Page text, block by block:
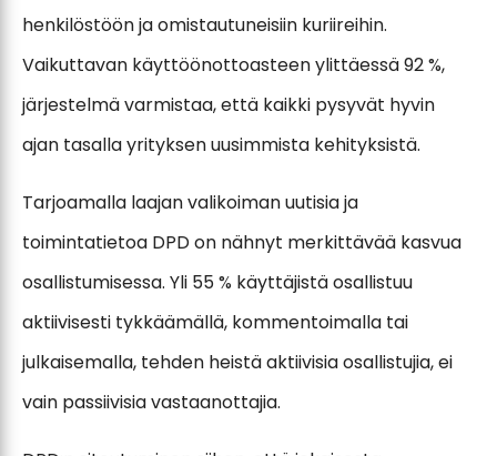
henkilöstöön ja omistautuneisiin kuriireihin.
Vaikuttavan käyttöönottoasteen ylittäessä 92 %,
järjestelmä varmistaa, että kaikki pysyvät hyvin
ajan tasalla yrityksen uusimmista kehityksistä.
Tarjoamalla laajan valikoiman uutisia ja
toimintatietoa DPD on nähnyt merkittävää kasvua
osallistumisessa. Yli 55 % käyttäjistä osallistuu
aktiivisesti tykkäämällä, kommentoimalla tai
julkaisemalla, tehden heistä aktiivisia osallistujia, ei
vain passiivisia vastaanottajia.